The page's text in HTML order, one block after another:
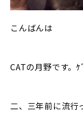
こんばんは
CATの月野です。ｹ
二、三年前に流行